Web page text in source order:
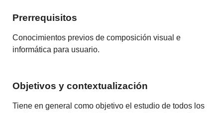
Prerrequisitos
Conocimientos previos de composición visual e
informática para usuario.
Objetivos y contextualización
Tiene en general como objetivo el estudio de todos los